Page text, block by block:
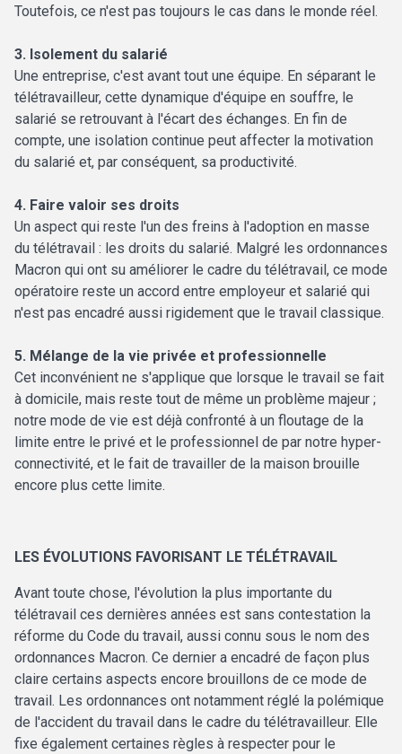
Toutefois, ce n'est pas toujours le cas dans le monde réel.
3. Isolement du salarié
Une entreprise, c'est avant tout une équipe. En séparant le
télétravailleur, cette dynamique d'équipe en souffre, le
salarié se retrouvant à l'écart des échanges. En fin de
compte, une isolation continue peut affecter la motivation
du salarié et, par conséquent, sa productivité.
4. Faire valoir ses droits
Un aspect qui reste l'un des freins à l'adoption en masse
du télétravail : les droits du salarié. Malgré les ordonnances
Macron qui ont su améliorer le cadre du télétravail, ce mode
opératoire reste un accord entre employeur et salarié qui
n'est pas encadré aussi rigidement que le travail classique.
5. Mélange de la vie privée et professionnelle
Cet inconvénient ne s'applique que lorsque le travail se fait
à domicile, mais reste tout de même un problème majeur ;
notre mode de vie est déjà confronté à un floutage de la
limite entre le privé et le professionnel de par notre hyper-
connectivité, et le fait de travailler de la maison brouille
encore plus cette limite.
LES ÉVOLUTIONS FAVORISANT LE TÉLÉTRAVAIL
Avant toute chose, l'évolution la plus importante du
télétravail ces dernières années est sans contestation la
réforme du Code du travail, aussi connu sous le nom des
ordonnances Macron. Ce dernier a encadré de façon plus
claire certains aspects encore brouillons de ce mode de
travail. Les ordonnances ont notamment réglé la polémique
de l'accident du travail dans le cadre du télétravailleur. Elle
fixe également certaines règles à respecter pour le